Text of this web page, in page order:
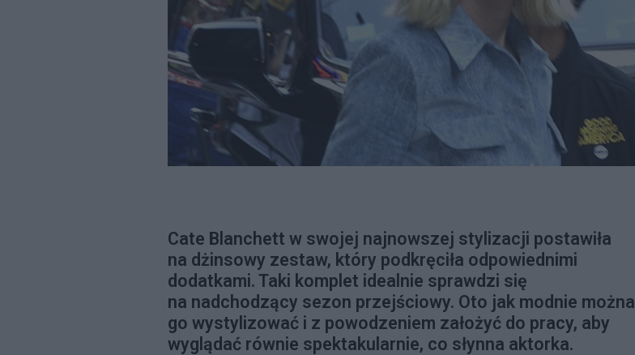
Cate Blanchett w swojej najnowszej stylizacji postawiła
na dżinsowy zestaw, który podkręciła odpowiednimi
dodatkami. Taki komplet idealnie sprawdzi się
na nadchodzący sezon przejściowy. Oto jak modnie można
go wystylizować i z powodzeniem założyć do pracy, aby
wyglądać równie spektakularnie, co słynna aktorka.